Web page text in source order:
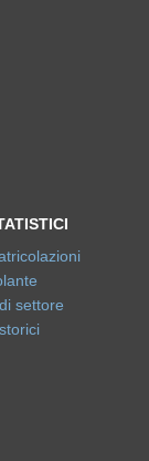
settore